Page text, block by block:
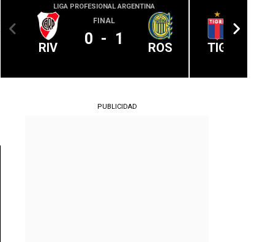
LIGA PROFESIONAL ARGENTINA
RIV
FINAL
0 - 1 ROS TIG
PUBLICIDAD